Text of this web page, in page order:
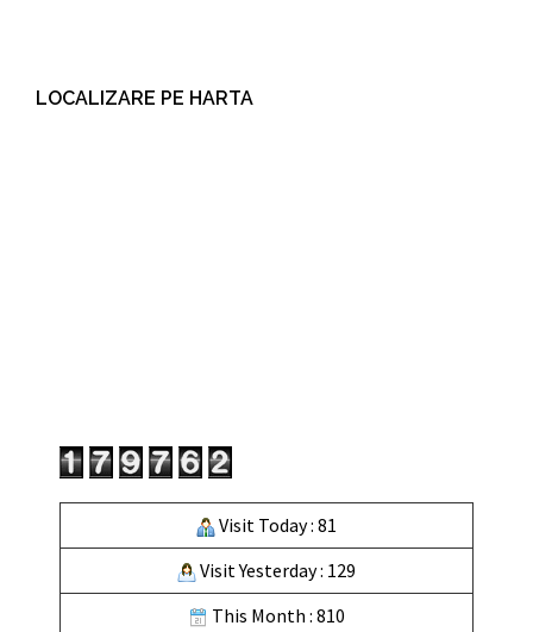
LOCALIZARE PE HARTA
Visit Today : 81
Visit Yesterday : 129
This Month : 810